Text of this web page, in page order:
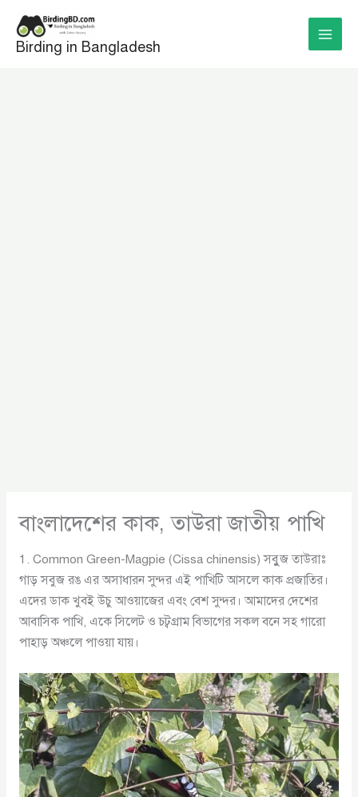
content
Birding in Bangladesh
বাংলাদেশের কাক, তাউরা জাতীয় পাখি
1. Common Green-Magpie (Cissa chinensis) সবুুজ তাউরাঃ
গাড় সবুজ রঙ এর অসাধারন সুন্দর এই পাখিটি আসলে কাক প্রজাতির।
এদের ডাক খুবই উচু আওয়াজের এবং বেশ সুন্দর। আমাদের দেশের
আবাসিক পাখি, একে সিলেট ও চট্বগ্রাম বিভাগের সকল বনে সহ গারো
পাহাড় অঞ্চলে পাওয়া যায়।